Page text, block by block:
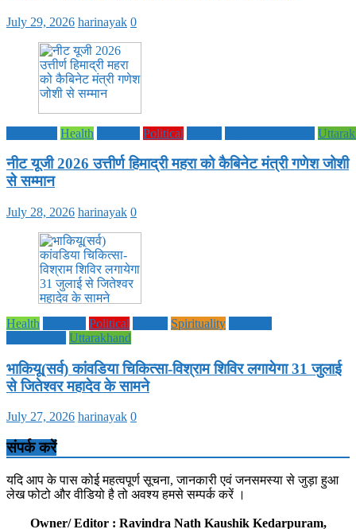
July 29, 2026 harinayak 0
Health Political
नीट यूजी 2026 उत्तीर्ण हिमाद्री महरा को कैबिनेट मंत्री गणेश जोशी
से सम्मान
July 28, 2026 harinayak 0
Health Political Spirituality
Uttarakhand
भाकियू(सर्व) कांवडिया चिकित्सा-विश्राम शिविर लगायेगा 31 जुलाई
से जितेश्वर महादेव के सामने
July 27, 2026 harinayak 0
संपर्क करें
यदि आप के पास कोई महत्वपूर्ण सूचना, जानकारी एवं जनसमस्या से जुड़ा हुआ
लेख फोटो और वीडियो है तो अवश्य हमसे सम्पर्क करें ।
Owner/ Editor : Ravindra Nath Kaushik Kedarpuram,